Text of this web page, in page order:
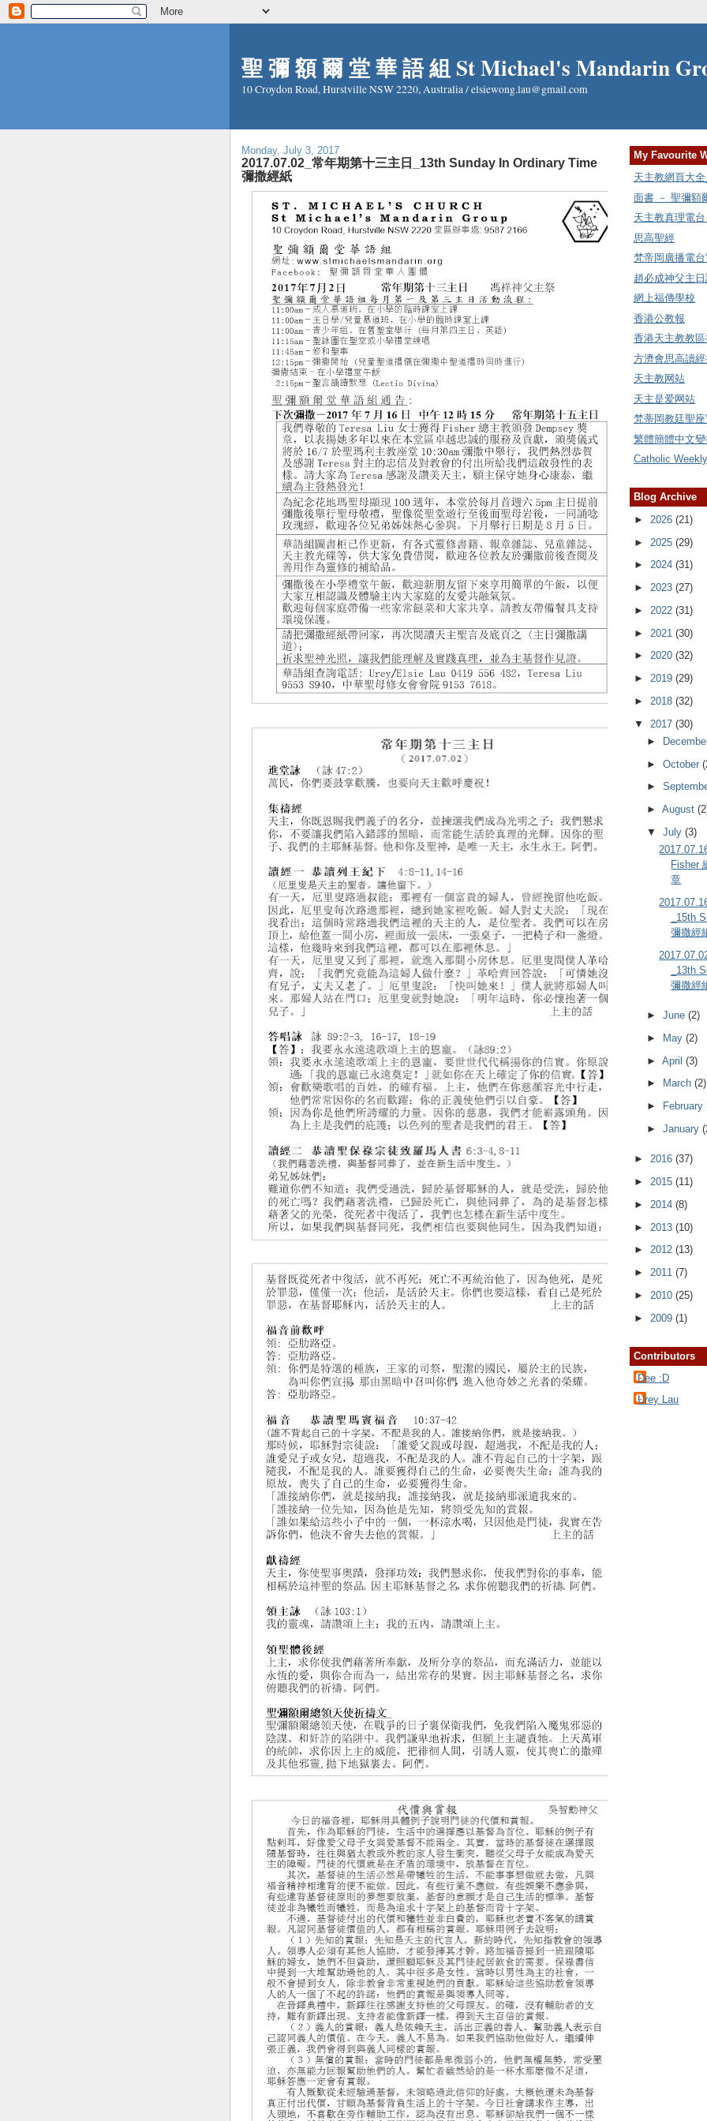
聖 彌 額 爾 堂 華 語 組 St Michael's Mandarin
10 Croydon Road, Hurstville NSW 2220, Australia / elsiewong.lau@gmail.com
Monday, July 3, 2017
2017.07.02_常年期第十三主日_13th Sunday In Ordinary Time
彌撒經紙
My Favourite
天主教網頁大
面書 － 聖彌額
天主教真理電
思高聖經
梵帝岡廣播電
趙必成神父主
網上福傳學校
香港公教報
香港天主教教
方濟會思高讀
天主教网站
天主是爱网站
梵蒂岡教廷聖
繁體簡體中文
Catholic Weekly
Blog Archive
► 2026 (21)
► 2025 (29)
► 2024 (31)
► 2023 (27)
► 2022 (31)
► 2021 (30)
► 2020 (32)
► 2019 (29)
► 2018 (32)
▼ 2017 (30)
►
► October
►
► August
▼ July (3)
Fisher
章
_15th
彌撒經
_13th
彌撒經
► June (2)
►
May (2)
► April (3)
►
March (2)
►
February
► January
► 2016 (37)
► 2015 (11)
► 2014 (8)
► 2013 (10)
► 2012 (13)
► 2011 (7)
► 2010 (25)
► 2009 (1)
Contributors
Dee :D
Urey Lau